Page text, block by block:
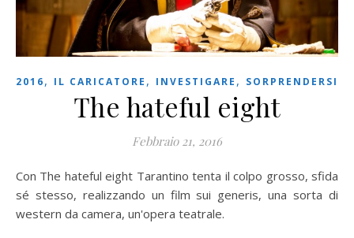
2016, IL CARICATORE , INVESTIGARE , SORPRENDERSI
The hateful eight
Febbraio 21, 2016
Con The hateful eight Tarantino tenta il colpo grosso, sfida
sé stesso, realizzando un film sui generis, una sorta di
western da camera, un'opera teatrale.